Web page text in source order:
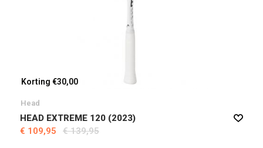
Korting €30,00
Head
HEAD EXTREME 120 (2023)
€ 109,95
€ 139,95